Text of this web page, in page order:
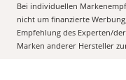
Bei individuellen
nicht um finanzierte
Empfehlung des Experten/
Marken anderer Hersteller